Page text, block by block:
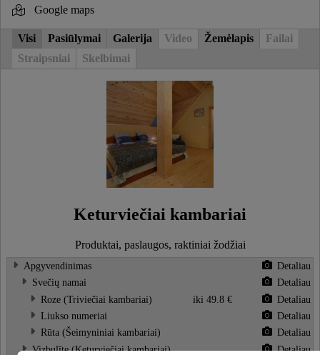
Google maps
Visi Pasiūlymai Galerija Video Žemėlapis
Failai
Straipsniai
Skelbimai
Keturviečiai kambariai
Produktai, paslaugos, raktiniai žodžiai
Apgyvendinimas
Detaliau
Svečių namai
Detaliau
Roze (Triviečiai kambariai)
iki 49.8 €
Detaliau
Liukso numeriai
Detaliau
Rūta (Šeimyniniai kambariai)
Detaliau
Vizbulīte (Keturviečiai kambariai)
Detaliau